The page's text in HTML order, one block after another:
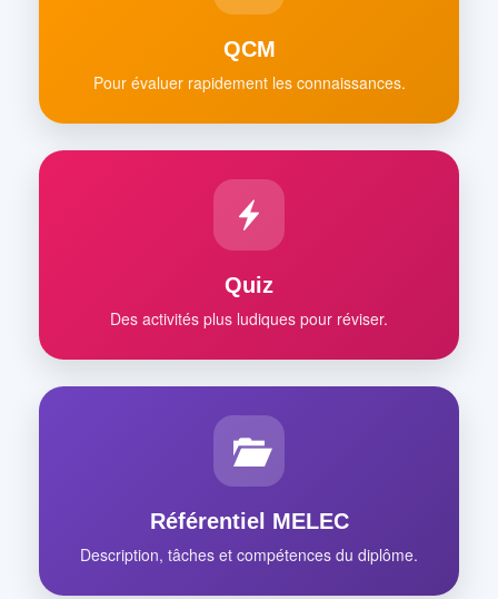
QCM
Pour évaluer rapidement les connaissances.
Quiz
Des activités plus ludiques pour réviser.
Référentiel MELEC
Description, tâches et compétences du diplôme.